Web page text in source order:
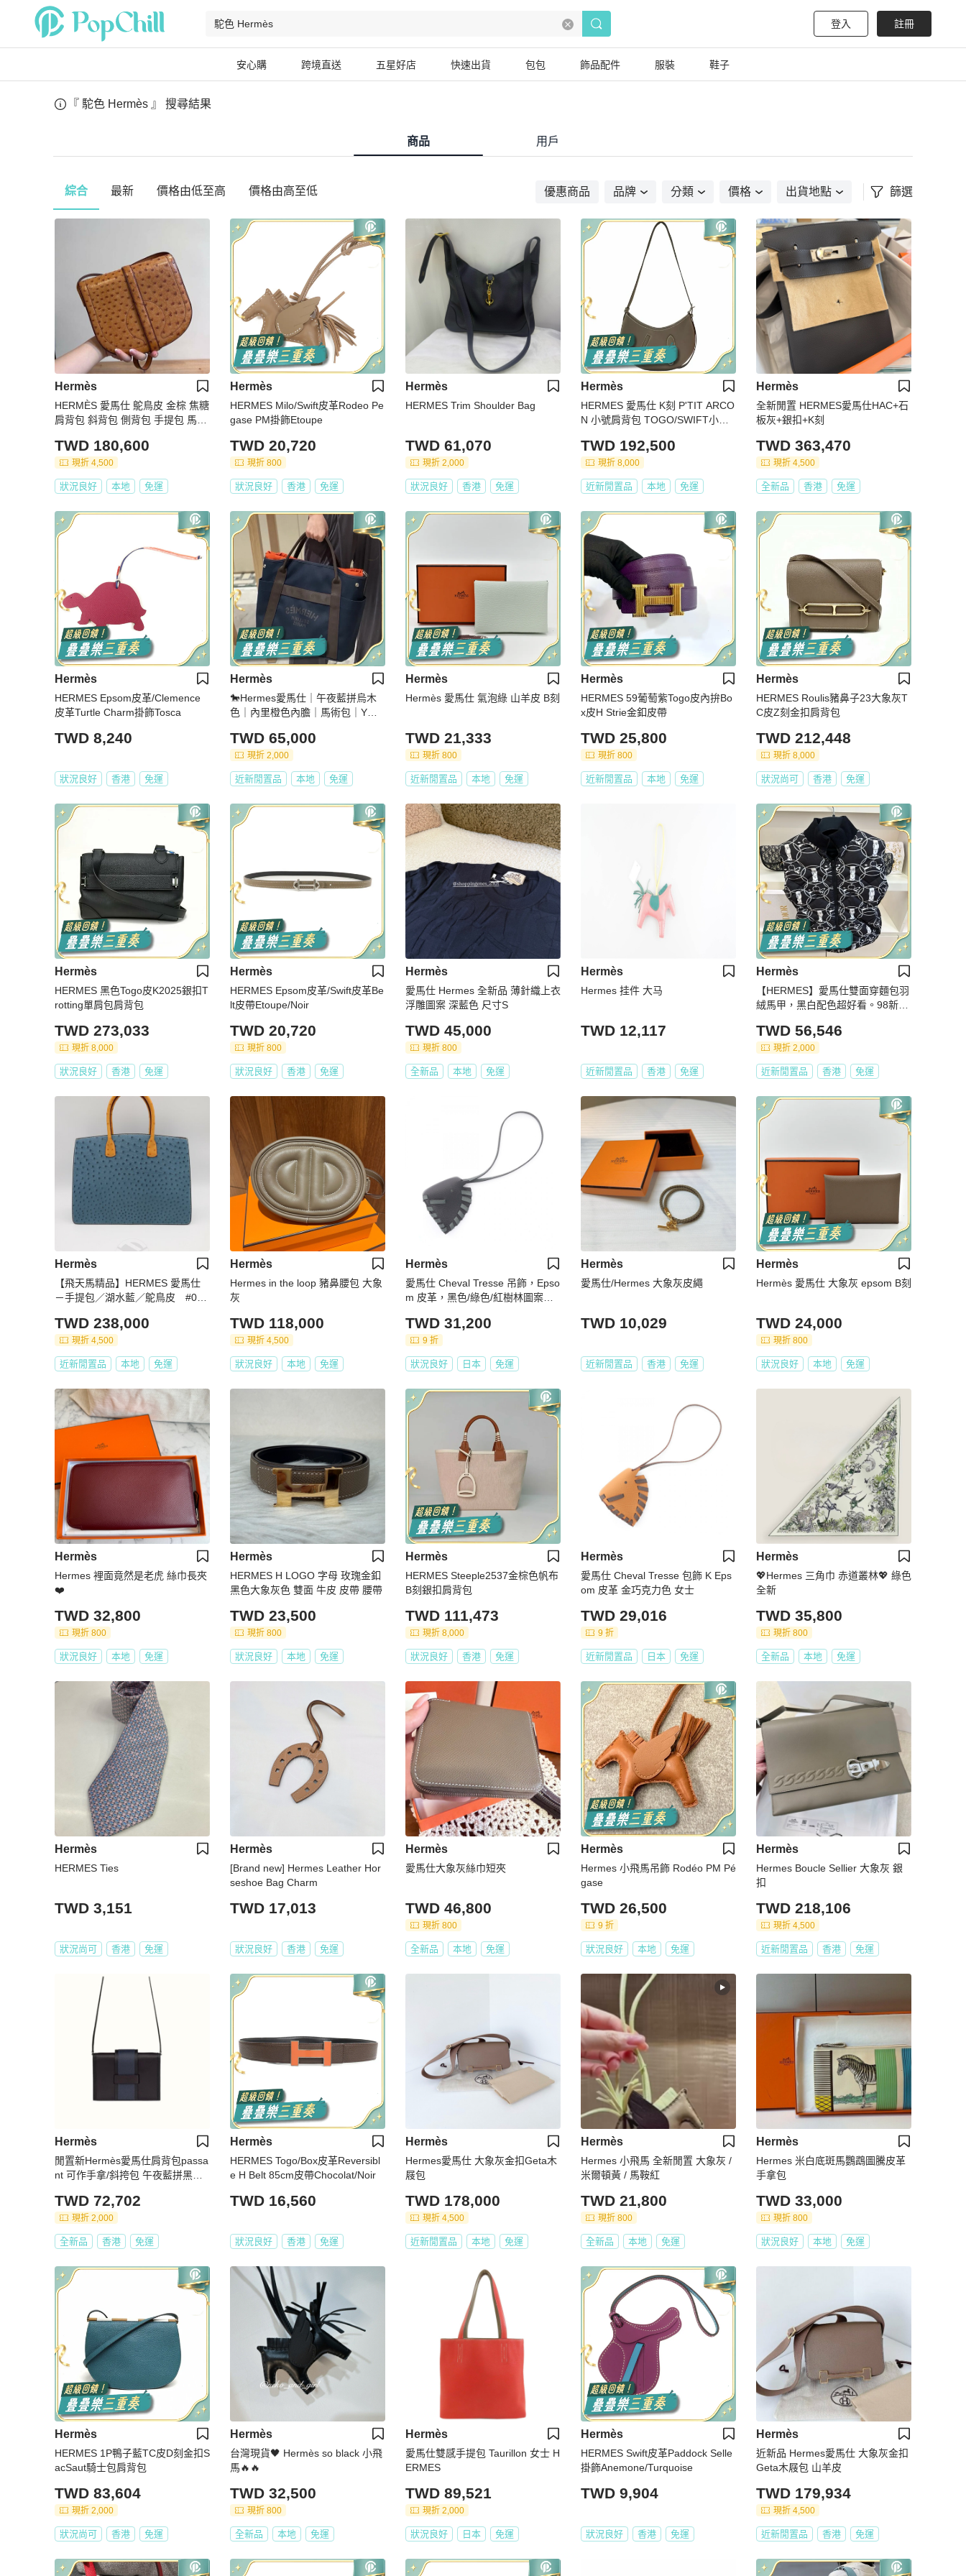
登入 註冊
安心購 跨境直送 五星好店 快速出貨 包包 飾品配件 服裝 鞋子
『 駝色 Hermès 』 搜尋結果
商品 用戶
綜合 最新 價格由低至高 價格由高至低 優惠商品 品牌 分類 價格 出貨地點 篩選
Hermès
HERMÈS 愛馬仕 鴕鳥皮 金棕 焦糖
肩背包 斜背包 側背包 手提包 馬鞍
TWD 180,600
現折 4,500
狀況良好 本地 免運
Hermès
HERMES Milo/Swift皮革Rodeo Pe
gase PM掛飾Etoupe
TWD 20,720
現折 800
狀況良好 香港 免運
Hermès
HERMES Trim Shoulder Bag
TWD 61,070
現折 2,000
狀況良好 香港 免運
Hermès
HERMES 愛馬仕 K刻 P'TIT ARCO
N 小號肩背包 TOGO/SWIFT小牛
TWD 192,500
現折 8,000
近新閒置品 本地 免運
Hermès
全新閒置 HERMES愛馬仕HAC+石
板灰+銀扣+K刻
TWD 363,470
現折 4,500
全新品 香港 免運
Hermès
HERMES Epsom皮革/Clemence
皮革Turtle Charm掛飾Tosca
TWD 8,240
狀況良好 香港 免運
Hermès
🐎Hermes愛馬仕｜午夜藍拼烏木
色｜內里橙色內膽｜馬術包｜Y刻9
TWD 65,000
現折 2,000
近新閒置品 本地 免運
Hermès
Hermès 愛馬仕 氣泡綠 山羊皮 B刻
TWD 21,333
現折 800
近新閒置品 本地 免運
Hermès
HERMES 59葡萄紫Togo皮內拚Bo
x皮H Strie金釦皮帶
TWD 25,800
現折 800
近新閒置品 本地 免運
Hermès
HERMES Roulis豬鼻子23大象灰T
C皮Z刻金扣肩背包
TWD 212,448
現折 8,000
狀況尚可 香港 免運
Hermès
HERMES 黑色Togo皮K2025銀扣T
rotting單肩包肩背包
TWD 273,033
現折 8,000
狀況良好 香港 免運
Hermès
HERMES Epsom皮革/Swift皮革Be
lt皮帶Etoupe/Noir
TWD 20,720
現折 800
狀況良好 香港 免運
Hermès
愛馬仕 Hermes 全新品 薄針織上衣
浮雕圖案 深藍色 尺寸S
TWD 45,000
現折 800
全新品 本地 免運
Hermès
Hermes 挂件 大马
TWD 12,117
近新閒置品 香港 免運
Hermès
【HERMES】愛馬仕雙面穿麵包羽
絨馬甲，黑白配色超好看。98新，
#時髦穿搭達人推薦 #女神出街穿搭
TWD 56,546
現折 2,000
近新閒置品 香港 免運
Hermès
【飛天馬精品】HERMES 愛馬仕
－手提包／湖水藍／鴕鳥皮 #000
TWD 238,000
現折 4,500
近新閒置品 本地 免運
Hermès
Hermes in the loop 豬鼻腰包 大象
灰
TWD 118,000
現折 4,500
狀況良好 本地 免運
Hermès
愛馬仕 Cheval Tresse 吊飾，Epso
m 皮革，黑色/綠色/紅樹林圖案，
TWD 31,200
9 折
狀況良好 日本 免運
Hermès
愛馬仕/Hermes 大象灰皮繩
TWD 10,029
近新閒置品 香港 免運
Hermès
Hermès 愛馬仕 大象灰 epsom B刻
TWD 24,000
現折 800
狀況良好 本地 免運
Hermès
Hermes 裡面竟然是老虎 絲巾長夾
❤️
TWD 32,800
現折 800
狀況良好 本地 免運
Hermès
HERMES H LOGO 字母 玫瑰金釦
黑色大象灰色 雙面 牛皮 皮帶 腰帶
TWD 23,500
現折 800
狀況良好 本地 免運
Hermès
HERMES Steeple2537金棕色帆布
B刻銀扣肩背包
TWD 111,473
現折 8,000
狀況良好 香港 免運
Hermès
愛馬仕 Cheval Tresse 包飾 K Eps
om 皮革 金巧克力色 女士
TWD 29,016
9 折
近新閒置品 日本 免運
Hermès
💖Hermes 三角巾 赤道叢林💖 綠色
全新
TWD 35,800
現折 800
全新品 本地 免運
Hermès
HERMES Ties
TWD 3,151
狀況尚可 香港 免運
Hermès
[Brand new] Hermes Leather Hor
seshoe Bag Charm
TWD 17,013
狀況良好 香港 免運
Hermès
愛馬仕大象灰絲巾短夾
TWD 46,800
現折 800
全新品 本地 免運
Hermès
Hermes 小飛馬吊飾 Rodéo PM Pé
gase
TWD 26,500
9 折
狀況良好 本地 免運
Hermès
Hermes Boucle Sellier 大象灰 銀
扣
TWD 218,106
現折 4,500
近新閒置品 香港 免運
Hermès
閒置新Hermès愛馬仕肩背包passa
nt 可作手拿/斜挎包 午夜藍拼黑色
Z刻 塵袋盒子吊牌
TWD 72,702
現折 2,000
全新品 香港 免運
Hermès
HERMES Togo/Box皮革Reversibl
e H Belt 85cm皮帶Chocolat/Noir
TWD 16,560
狀況良好 香港 免運
Hermès
Hermes愛馬仕 大象灰金扣Geta木
屐包
TWD 178,000
現折 4,500
近新閒置品 本地 免運
Hermès
Hermes 小飛馬 全新閒置 大象灰 /
米爾頓黃 / 馬鞍紅
TWD 21,800
現折 800
全新品 本地 免運
Hermès
Hermes 米白底斑馬鸚鵡圖騰皮革
手拿包
TWD 33,000
現折 800
狀況良好 本地 免運
Hermès
HERMES 1P鴨子藍TC皮D刻金扣S
acSaut騎士包肩背包
TWD 83,604
現折 2,000
狀況尚可 香港 免運
Hermès
台灣現貨🖤 Hermès so black 小飛
馬🔥🔥
TWD 32,500
現折 800
全新品 本地 免運
Hermès
愛馬仕雙感手提包 Taurillon 女士 H
ERMES
TWD 89,521
現折 2,000
狀況良好 日本 免運
Hermès
HERMES Swift皮革Paddock Selle
掛飾Anemone/Turquoise
TWD 9,904
狀況良好 香港 免運
Hermès
近新品 Hermes愛馬仕 大象灰金扣
Geta木屐包 山羊皮
TWD 179,934
現折 4,500
近新閒置品 香港 免運